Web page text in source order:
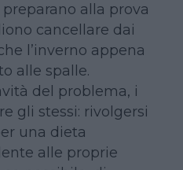
alla prova
cancellare dai
l’inverno appena
alle spalle.
del problema, i
gli stessi: rivolgersi
una dieta
alle proprie